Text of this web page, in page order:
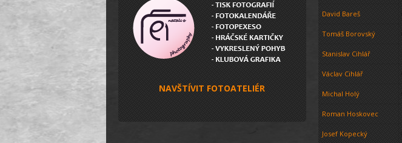
NAVŠTÍVIT FOTOATELIÉR
David Bareš
Tomáš Borovský
Stanislav Cihlář
Václav Cihlář
Michal Holý
Roman Hoskovec
Josef Kopecký